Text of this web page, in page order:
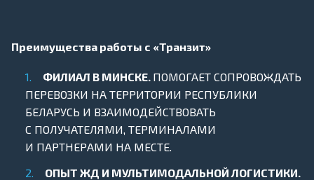
Преимущества работы с «Транзит»
ФИЛИАЛ В МИНСКЕ. ПОМОГАЕТ СОПРОВОЖДАТЬ
ПЕРЕВОЗКИ НА ТЕРРИТОРИИ РЕСПУБЛИКИ
БЕЛАРУСЬ И ВЗАИМОДЕЙСТВОВАТЬ
С ПОЛУЧАТЕЛЯМИ, ТЕРМИНАЛАМИ
И ПАРТНЕРАМИ НА МЕСТЕ.
ОПЫТ ЖД И МУЛЬТИМОДАЛЬНОЙ ЛОГИСТИКИ.